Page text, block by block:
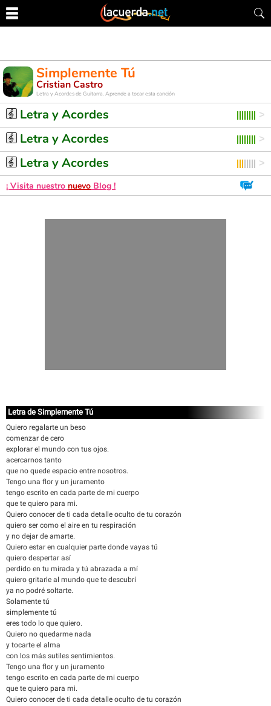
Simplemente Tú
Cristian Castro
Letra y Acordes de Guitarra. Aprende a tocar esta canción
Letra y Acordes
Letra y Acordes
Letra y Acordes
¡ Visita nuestro nuevo Blog !
Letra de Simplemente Tú
Quiero regalarte un beso
comenzar de cero
explorar el mundo con tus ojos.
acercarnos tanto
que no quede espacio entre nosotros.
Tengo una flor y un juramento
tengo escrito en cada parte de mi cuerpo
que te quiero para mi.
Quiero conocer de ti cada detalle oculto de tu corazón
quiero ser como el aire en tu respiración
y no dejar de amarte.
Quiero estar en cualquier parte donde vayas tú
quiero despertar así
perdido en tu mirada y tú abrazada a mí
quiero gritarle al mundo que te descubrí
ya no podré soltarte.
Solamente tú
simplemente tú
eres todo lo que quiero.
Quiero no quedarme nada
y tocarte el alma
con los más sutiles sentimientos.
Tengo una flor y un juramento
tengo escrito en cada parte de mi cuerpo
que te quiero para mi.
Quiero conocer de ti cada detalle oculto de tu corazón